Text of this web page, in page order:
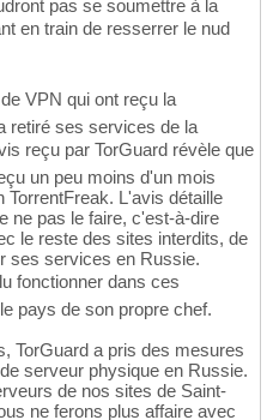
pas se soumettre à la
en train de resserrer le nud
VPN qui ont reçu la
retiré ses services de la
reçu par TorGuard révèle que
un peu moins d'un mois
TorrentFreak. L'avis détaille
ne pas le faire, c'est-à-dire
le reste des sites interdits, de
ses services en Russie.
fonctionner dans ces
pays de son propre chef.
TorGuard a pris des mesures
serveur physique en Russie.
de nos sites de Saint-
ne ferons plus affaire avec